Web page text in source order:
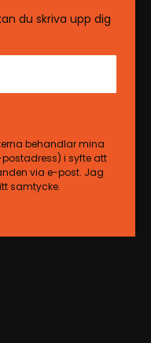
du skriva upp dig
behandlar mina
i syfte att
via e-post. Jag
samtycke.